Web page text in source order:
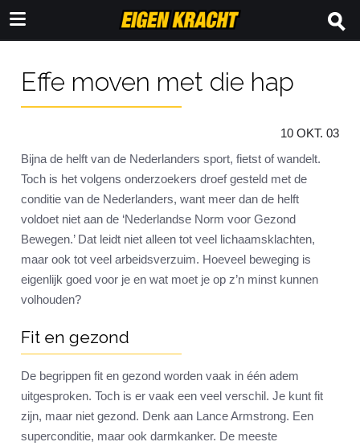
Effe moven met die hap
10 OKT. 03
Bijna de helft van de Nederlanders sport, fietst of wandelt.
Toch is het volgens onderzoekers droef gesteld met de
conditie van de Nederlanders, want meer dan de helft
voldoet niet aan de ‘Nederlandse Norm voor Gezond
Bewegen.’ Dat leidt niet alleen tot veel lichaamsklachten,
maar ook tot veel arbeidsverzuim. Hoeveel beweging is
eigenlijk goed voor je en wat moet je op z’n minst kunnen
volhouden?
Fit en gezond
De begrippen fit en gezond worden vaak in één adem
uitgesproken. Toch is er vaak een veel verschil. Je kunt fit
zijn, maar niet gezond. Denk aan Lance Armstrong. Een
superconditie, maar ook darmkanker. De meeste